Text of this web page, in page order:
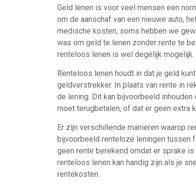
Geld lenen is voor veel mensen een
om de aanschaf van een nieuwe auto,
medische kosten, soms hebben we
was om geld te lenen zonder rente te
renteloos lenen is wel degelijk mogelijk.
Renteloos lenen houdt in dat je geld
geldverstrekker. In plaats van rente in
de lening. Dit kan bijvoorbeeld
moet terugbetalen, of dat er geen extra
Er zijn verschillende manieren waarop
bijvoorbeeld renteloze leningen tussen
geen rente berekend omdat er sprake
renteloos lenen kan handig zijn als je
rentekosten.